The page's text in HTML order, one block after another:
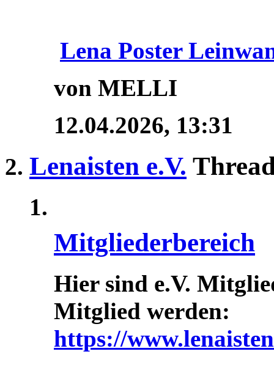
Lena Poster
von MELLI
12.04.2026, 13:31
Lenaisten e.V.
Mitgliederbereich
Hier sind e.V.
Mitglied werden:
https://